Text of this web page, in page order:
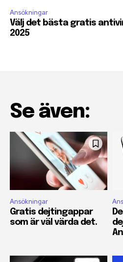
Ansökningar
Välj det bästa gratis
2025
Se även:
Ansökningar
Gratis dejtingappar
som är väl värda det.